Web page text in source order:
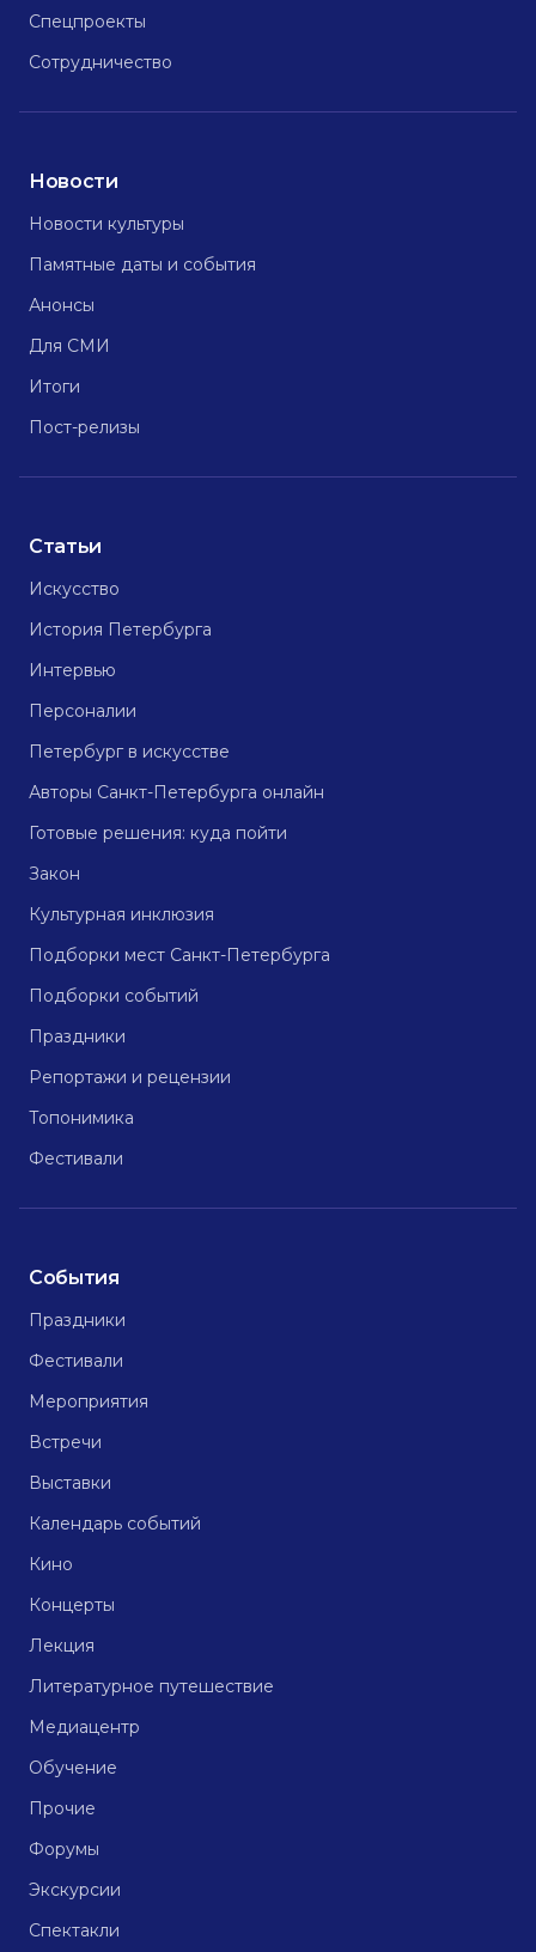
Спецпроекты
Сотрудничество
Новости
Новости культуры
Памятные даты и события
Анонсы
Для СМИ
Итоги
Пост-релизы
Статьи
Искусство
История Петербурга
Интервью
Персоналии
Петербург в искусстве
Авторы Санкт-Петербурга онлайн
Готовые решения: куда пойти
Закон
Культурная инклюзия
Подборки мест Санкт-Петербурга
Подборки событий
Праздники
Репортажи и рецензии
Топонимика
Фестивали
События
Праздники
Фестивали
Мероприятия
Встречи
Выставки
Календарь событий
Кино
Концерты
Лекция
Литературное путешествие
Медиацентр
Обучение
Прочие
Форумы
Экскурсии
Спектакли